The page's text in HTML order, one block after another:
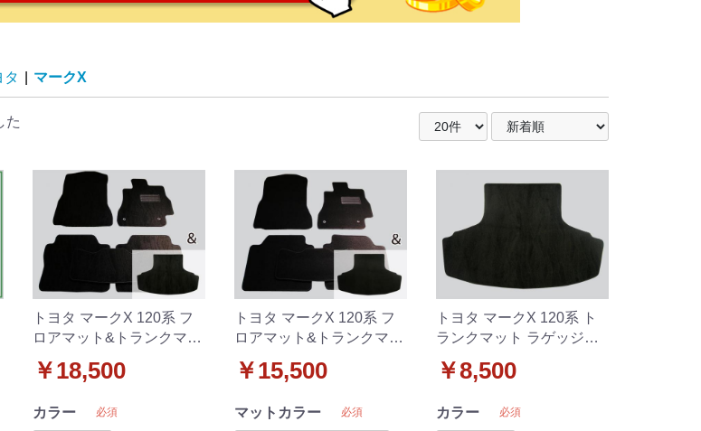
タ マークX
た
トヨタ マークX 120系 フ
ロアマット&トランクマッ
￥18,500
カラー 必須
トヨタ マークX 120系 フ
ロアマット&トランクマッ
￥15,500
マットカラー 必須
トヨタ マークX 120系 ト
ランクマット ラゲッジマ
￥8,500
カラー 必須